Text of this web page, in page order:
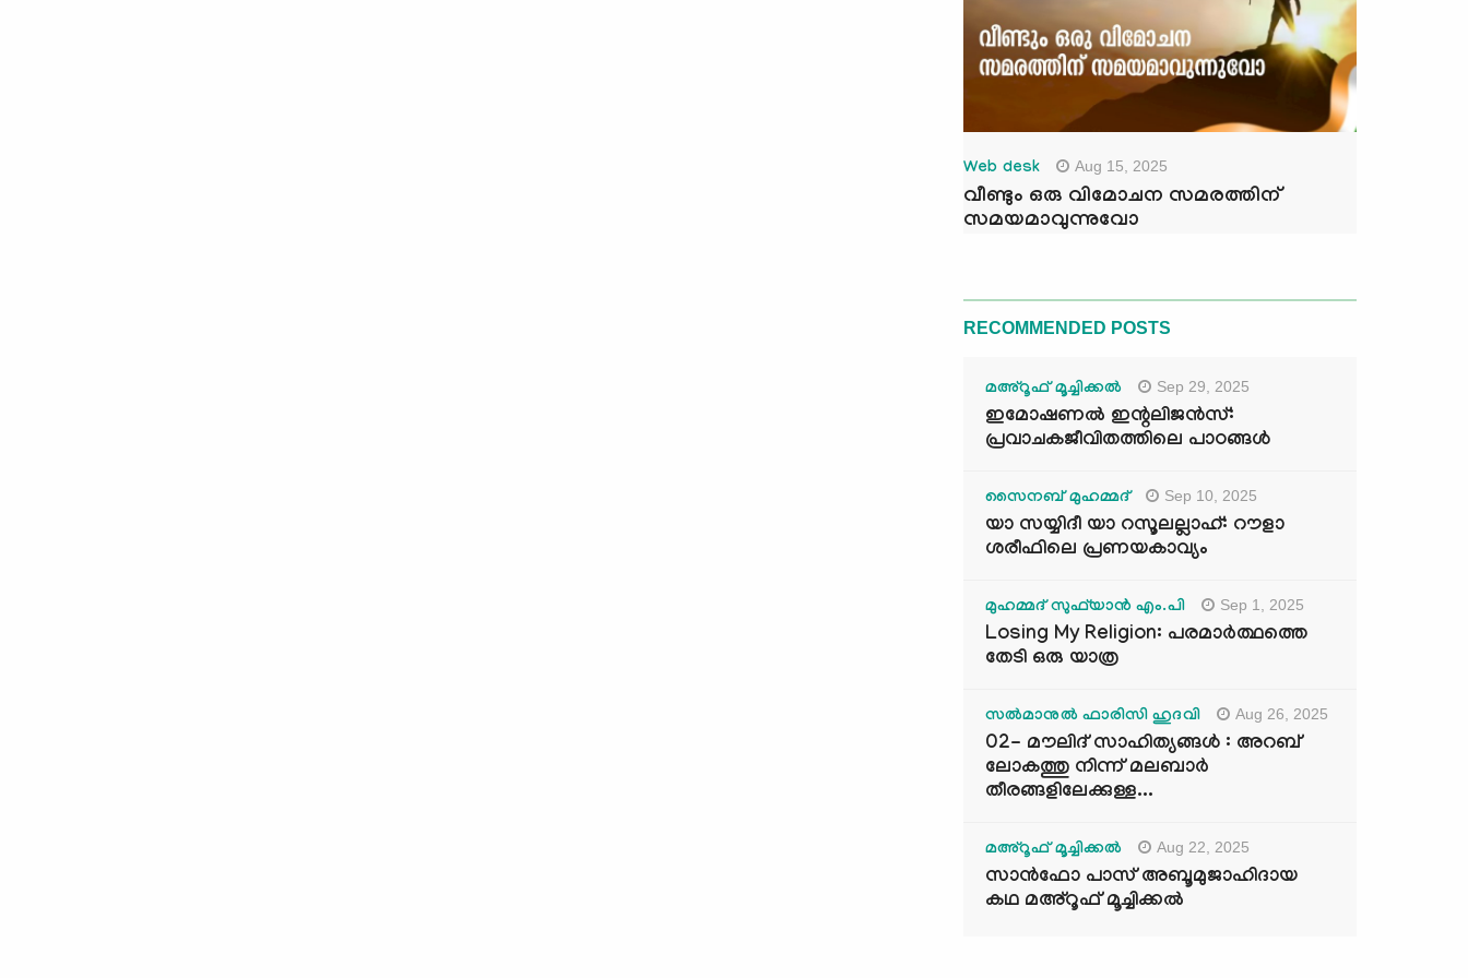
Web desk Aug 15, 2025
വീണ്ടും ഒരു വിമോചന സമരത്തിന്
സമയമാവുന്നുവോ
RECOMMENDED POSTS
മഅ്റൂഫ് മൂച്ചിക്കല്‍ Sep 29, 2025
ഇമോഷണൽ ഇന്റലിജൻസ്:
പ്രവാചകജീവിതത്തിലെ പാഠങ്ങൾ
സൈനബ് മുഹമ്മദ് Sep 10, 2025
യാ സയ്യിദീ യാ റസൂലല്ലാഹ്: റൗളാ
ശരീഫിലെ പ്രണയകാവ്യം
മുഹമ്മദ് സുഫ്‌യാൻ എം.പി Sep 1, 2025
Losing My Religion: പരമാർത്ഥത്തെ
തേടി ഒരു യാത്ര
സൽമാനുൽ ഫാരിസി ഹുദവി Aug 26, 2025
02- മൗലിദ് സാഹിത്യങ്ങൾ : അറബ്
ലോകത്തു നിന്ന് മലബാർ
തീരങ്ങളിലേക്കുള്ള...
മഅ്റൂഫ് മൂച്ചിക്കല്‍ Aug 22, 2025
സാൻഫോ പാസ് അബൂമുജാഹിദായ
കഥ മഅ്റൂഫ് മൂച്ചിക്കല്‍